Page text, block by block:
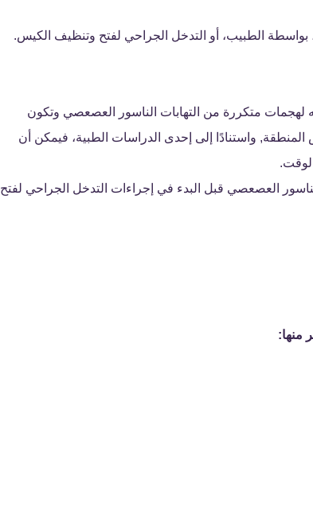
الطبيب، أو التدخل الجراحي لفتح وتنظيف الكيس.
لهجمات متكررة من التهابات الناسور العصعصي وتكون
واستنادًا إلى إحدى الدراسات الطبية، فيمكن أن
العصعصي قبل البدء في إجراءات التدخل الجراحي لفتح
منها: